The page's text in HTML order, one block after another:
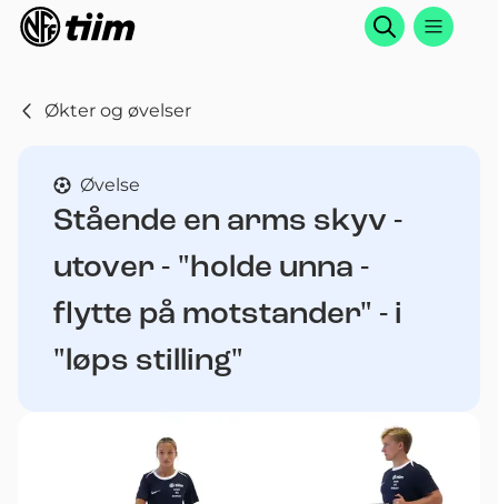
Søk
Økter og øvelser
Øvelse
Stående en arms skyv -
utover - "holde unna -
flytte på motstander" - i
"løps stilling"